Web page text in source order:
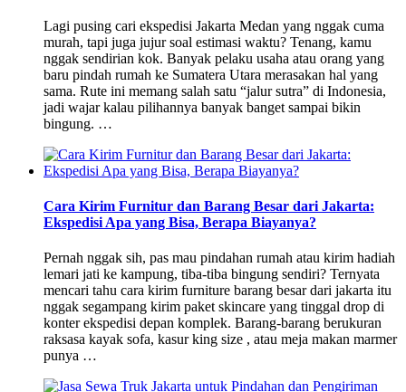
Lagi pusing cari ekspedisi Jakarta Medan yang nggak cuma
murah, tapi juga jujur soal estimasi waktu? Tenang, kamu
nggak sendirian kok. Banyak pelaku usaha atau orang yang
baru pindah rumah ke Sumatera Utara merasakan hal yang
sama. Rute ini memang salah satu “jalur sutra” di Indonesia,
jadi wajar kalau pilihannya banyak banget sampai bikin
bingung. …
Cara Kirim Furnitur dan Barang Besar dari Jakarta:
Ekspedisi Apa yang Bisa, Berapa Biayanya?
Pernah nggak sih, pas mau pindahan rumah atau kirim hadiah
lemari jati ke kampung, tiba-tiba bingung sendiri? Ternyata
mencari tahu cara kirim furniture barang besar dari jakarta itu
nggak segampang kirim paket skincare yang tinggal drop di
konter ekspedisi depan komplek. Barang-barang berukuran
raksasa kayak sofa, kasur king size , atau meja makan marmer
punya …